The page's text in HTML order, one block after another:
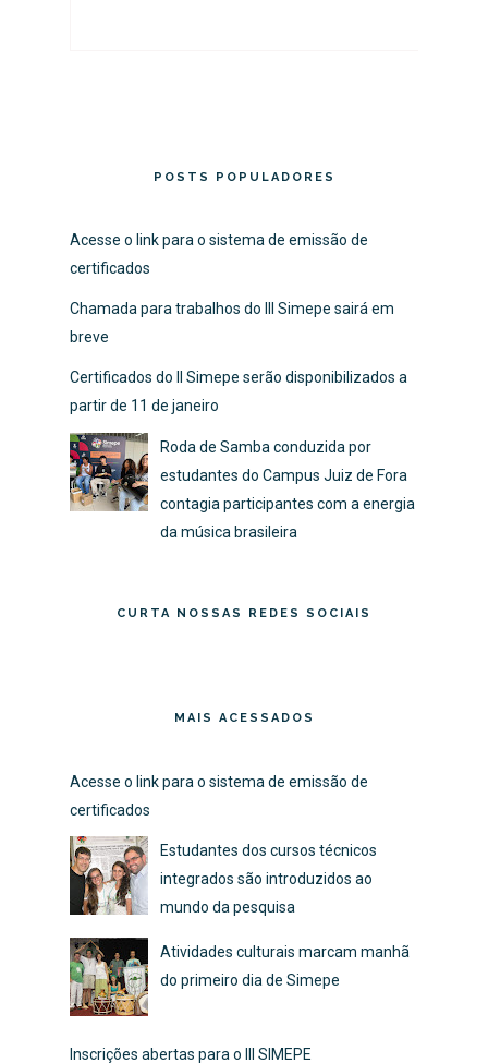
POSTS POPULADORES
Acesse o link para o sistema de emissão de
certificados
Chamada para trabalhos do III Simepe sairá em
breve
Certificados do II Simepe serão disponibilizados a
partir de 11 de janeiro
Roda de Samba conduzida por
estudantes do Campus Juiz de Fora
contagia participantes com a energia
da música brasileira
CURTA NOSSAS REDES SOCIAIS
MAIS ACESSADOS
Acesse o link para o sistema de emissão de
certificados
Estudantes dos cursos técnicos
integrados são introduzidos ao
mundo da pesquisa
Atividades culturais marcam manhã
do primeiro dia de Simepe
Inscrições abertas para o III SIMEPE